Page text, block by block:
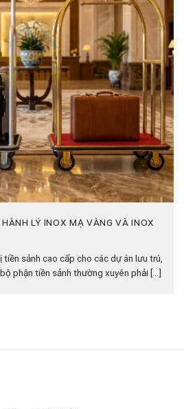
LÝ INOX MẠ VÀNG VÀ INOX
sảnh cao cấp cho các dự án lưu trú,
phận tiền sảnh thường xuyên phải [...]